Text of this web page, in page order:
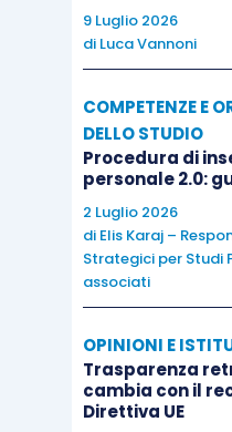
9 Luglio 2026
di Luca Vannoni
COMPETENZE E
DELLO STUDIO
Procedura di
personale 2.0:
2 Luglio 2026
di Elis Karaj –
Strategici per Studi
associati
OPINIONI E
Trasparenza
cambia con il
Direttiva UE